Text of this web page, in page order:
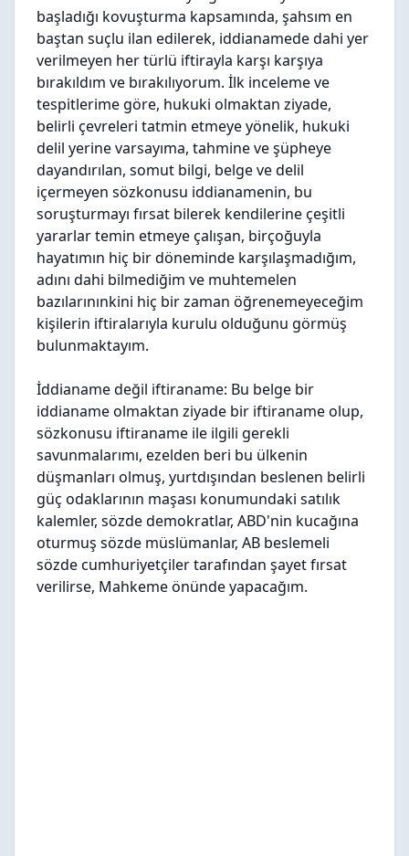
başladığı kovuşturma kapsamında, şahsım en
baştan suçlu ilan edilerek, iddianamede dahi yer
verilmeyen her türlü iftirayla karşı karşıya
bırakıldım ve bırakılıyorum. İlk inceleme ve
tespitlerime göre, hukuki olmaktan ziyade,
belirli çevreleri tatmin etmeye yönelik, hukuki
delil yerine varsayıma, tahmine ve şüpheye
dayandırılan, somut bilgi, belge ve delil
içermeyen sözkonusu iddianamenin, bu
soruşturmayı fırsat bilerek kendilerine çeşitli
yararlar temin etmeye çalışan, birçoğuyla
hayatımın hiç bir döneminde karşılaşmadığım,
adını dahi bilmediğim ve muhtemelen
bazılarınınkini hiç bir zaman öğrenemeyeceğim
kişilerin iftiralarıyla kurulu olduğunu görmüş
bulunmaktayım.
İddianame değil iftiraname: Bu belge bir
iddianame olmaktan ziyade bir iftiraname olup,
sözkonusu iftiraname ile ilgili gerekli
savunmalarımı, ezelden beri bu ülkenin
düşmanları olmuş, yurtdışından beslenen belirli
güç odaklarının maşası konumundaki satılık
kalemler, sözde demokratlar, ABD'nin kucağına
oturmuş sözde müslümanlar, AB beslemeli
sözde cumhuriyetçiler tarafından şayet fırsat
verilirse, Mahkeme önünde yapacağım.